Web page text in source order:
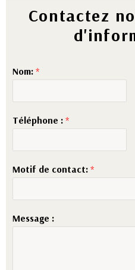
Contactez
Nom: *
Téléphone : *
Motif de contact: *
Message :